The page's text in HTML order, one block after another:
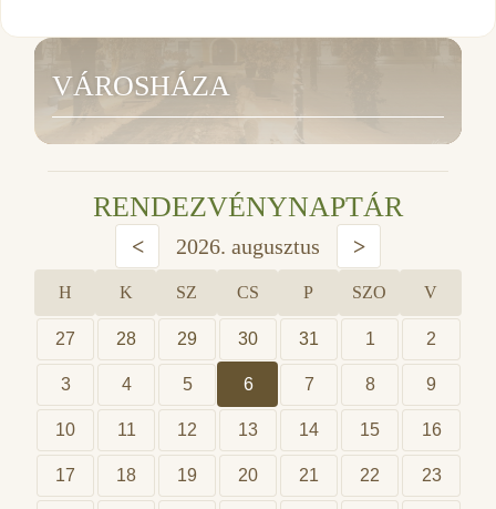
VÁROSHÁZA
RENDEZVÉNYNAPTÁR
< 2026. augusztus >
H K SZ CS P SZO V
27 28 29 30 31 1 2
3 4 5 6 7 8 9
10 11 12 13 14 15 16
17 18 19 20 21 22 23